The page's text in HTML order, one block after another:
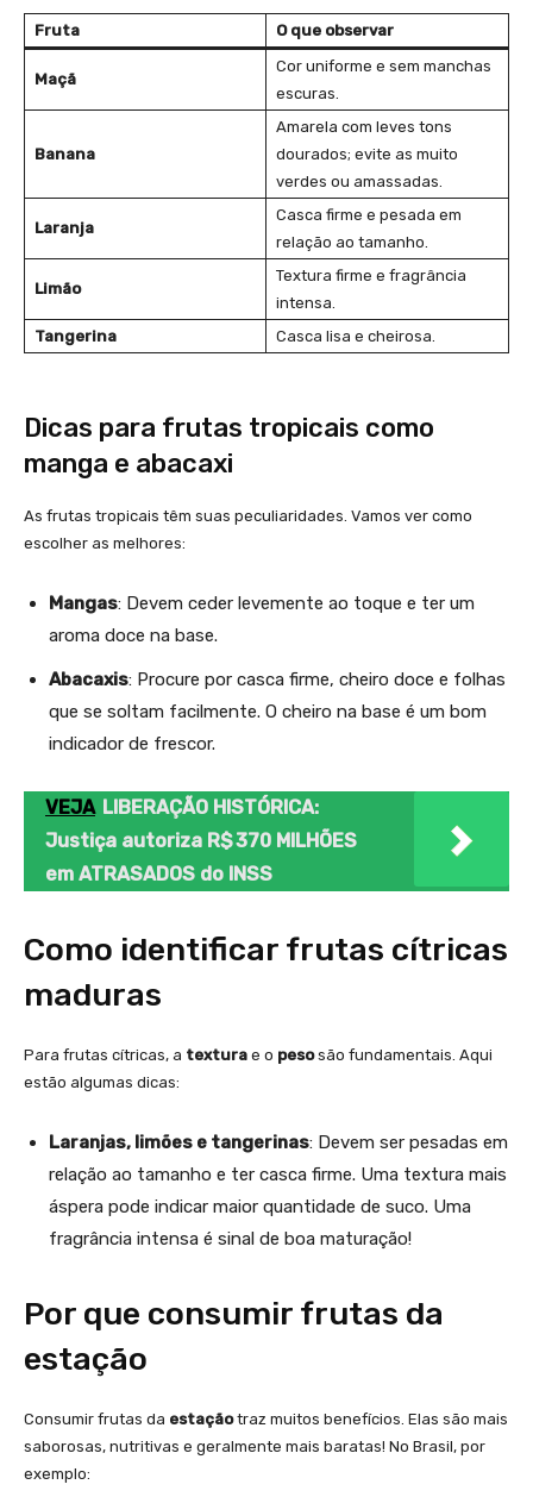
Fruta O que observar
Maçã
Cor uniforme e sem manchas
escuras.
Banana
Amarela com leves tons
dourados; evite as muito
verdes ou amassadas.
Laranja
Casca firme e pesada em
relação ao tamanho.
Limão
Textura firme e fragrância
intensa.
Tangerina
Casca lisa e cheirosa.
Dicas para frutas tropicais como
manga e abacaxi
As frutas tropicais têm suas peculiaridades. Vamos ver como
escolher as melhores:
Mangas: Devem ceder levemente ao toque e ter um
aroma doce na base.
Abacaxis: Procure por casca firme, cheiro doce e folhas
que se soltam facilmente. O cheiro na base é um bom
indicador de frescor.
VEJA LIBERAÇÃO HISTÓRICA:
Justiça autoriza R$ 370 MILHÕES
em ATRASADOS do INSS
Como identificar frutas cítricas
maduras
Para frutas cítricas, a textura e o pesosão fundamentais. Aqui
estão algumas dicas:
Laranjas, limões e tangerinas: Devem ser pesadas em
relação ao tamanho e ter casca firme. Uma textura mais
áspera pode indicar maior quantidade de suco. Uma
fragrância intensa é sinal de boa maturação!
Por que consumir frutas da
estação
Consumir frutas da estaçãotraz muitos benefícios. Elas são mais
saborosas, nutritivas e geralmente mais baratas! No Brasil, por
exemplo: